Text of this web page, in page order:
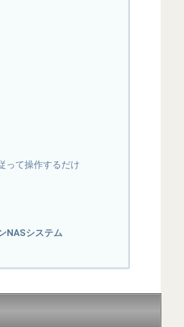
って操作するだけ
NASシステム